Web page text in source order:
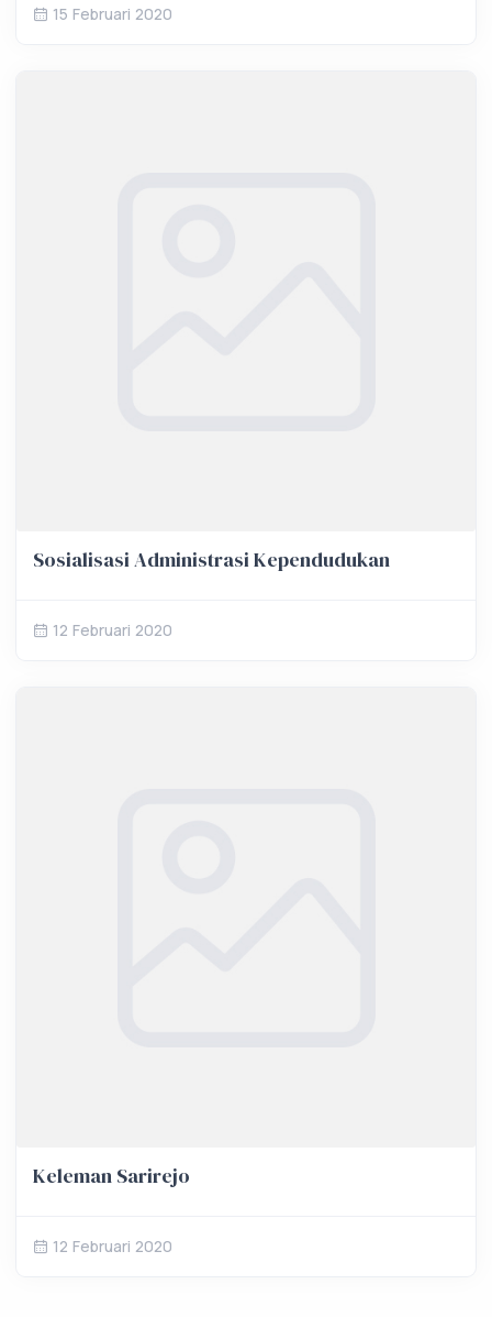
15 Februari 2020
Sosialisasi Administrasi Kependudukan
12 Februari 2020
Keleman Sarirejo
12 Februari 2020